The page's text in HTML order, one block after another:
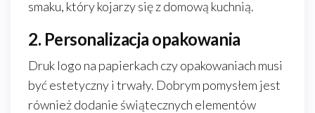
smaku, który kojarzy się z domową kuchnią.
2. Personalizacja opakowania
Druk logo na papierkach czy opakowaniach musi
być estetyczny i trwały. Dobrym pomysłem jest
również dodanie świątecznych elementów